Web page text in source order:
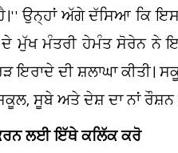
ਉਨ੍ਹਾਂ ਅੱਗੇ ਦੱਸਿਆ ਕਿ
ਦੇ ਮੁੱਖ ਮੰਤਰੀ ਹੇਮੰਤ ਸੋਰੇਨ ਨੇ
ਦੀ ਸ਼ਲਾਘਾ ਕੀਤੀ।
ਸੂਬੇ ਅਤੇ ਦੇਸ਼ ਦਾ ਨਾਂ ਰੌਸ਼ਨ
ਲਈ ਇੱਥੇ ਕਲਿੱਕ ਕਰੋ